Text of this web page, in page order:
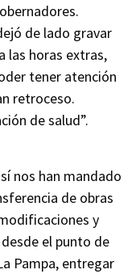
de lado gravar
las horas extras,
tener atención
retroceso.
de salud”.
nos han mandado
de obras
y
el punto de
Pampa, entregar